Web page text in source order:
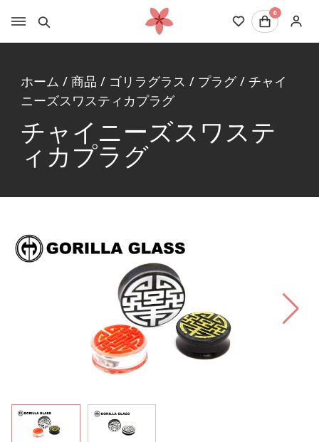
0
ホーム / 商品 / ゴリラグラス / プラグ/ チャイ
ニーズスワスティカプラグ
チャイニーズスワステ
ィカプラグ